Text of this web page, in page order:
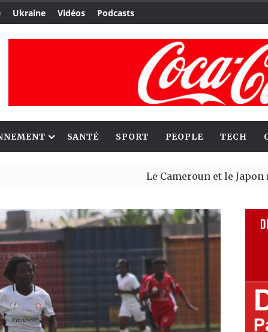
Ukraine Vidéos Podcasts
SANTÉ SPORT PEOPLE TECH
Le Cameroun et le Japon